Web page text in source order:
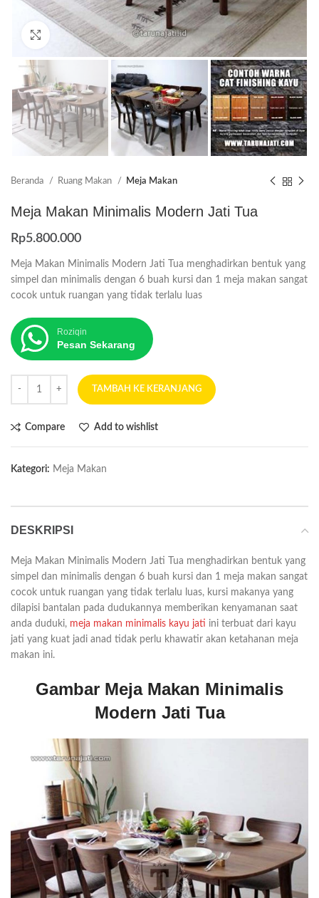
Click to enlarge
Beranda Ruang Makan Meja Makan
Meja Makan Minimalis Modern Jati Tua
Rp5.800.000
Meja Makan Minimalis Modern Jati Tua menghadirkan bentuk yang
simpel dan minimalis dengan 6 buah kursi dan 1 meja makan sangat
cocok untuk ruangan yang tidak terlalu luas
Roziqin
Pesan Sekarang
TAMBAH KE KERANJANG
Compare Add to wishlist
Kategori: Meja Makan
DESKRIPSI
Meja Makan Minimalis Modern Jati Tua menghadirkan bentuk yang
simpel dan minimalis dengan 6 buah kursi dan 1 meja makan sangat
cocok untuk ruangan yang tidak terlalu luas, kursi makanya yang
dilapisi bantalan pada dudukannya memberikan kenyamanan saat
anda duduki, meja makan minimalis kayu jati ini terbuat dari kayu
jati yang kuat jadi anad tidak perlu khawatir akan ketahanan meja
makan ini.
Gambar Meja Makan Minimalis
Modern Jati Tua